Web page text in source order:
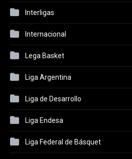
Interligas
Internacional
Lega Basket
Liga Argentina
Liga de Desarrollo
Liga Endesa
Liga Federal de Básquet